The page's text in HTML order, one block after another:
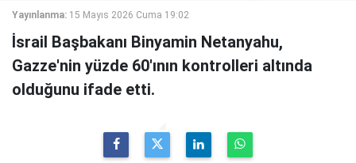
Yayınlanma: 15 Mayıs 2026 Cuma 19:02
İsrail Başbakanı Binyamin Netanyahu,
Gazze'nin yüzde 60'ının kontrolleri altında
olduğunu ifade etti.